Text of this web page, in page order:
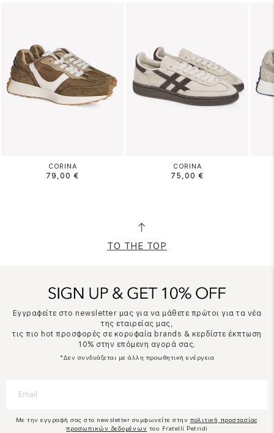
CORINA
79,00 €
CORINA
75,00 €
TO THE TOP
Εγγραφείτε στο newsletter μας για να μάθετε πρώτοι για τα νέα
της εταιρείας μας,
τις πιο hot προσφορές σε κορυφαία brands & κερδίστε έκπτωση
10% στην επόμενη αγορά σας.
*Δεν συνδυάζεται με άλλη προωθητική ενέργεια
Με την εγγραφή σας στο newsletter συμφωνείτε στην πολιτική προστασίας
προσωπικών δεδομένων του Fratelli Petridi